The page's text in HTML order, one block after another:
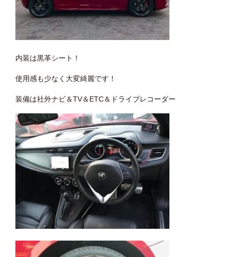
内装は黒革シート！
使用感も少なく大変綺麗です！
装備は社外ナビ＆TV＆ETC＆ドライブレコーダー